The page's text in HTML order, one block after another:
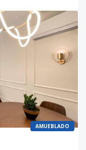
AMUEBLADO